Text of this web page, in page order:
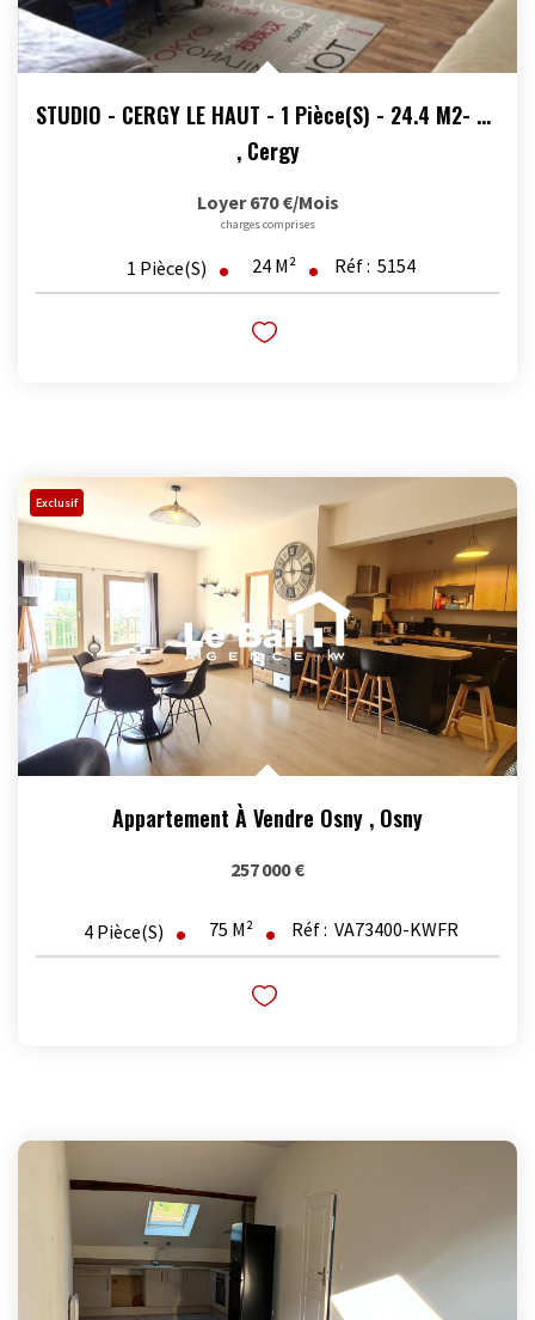
STUDIO - CERGY LE HAUT - 1 Pièce(s) - 24.4 M2- Parking En...
, Cergy
Loyer 670 €/mois
charges comprises
1 Pièce(s) 24 M² Réf : 5154
Exclusif
Appartement À Vendre Osny , Osny
257 000 €
4 Pièce(s) 75 M² Réf : VA73400-KWFR